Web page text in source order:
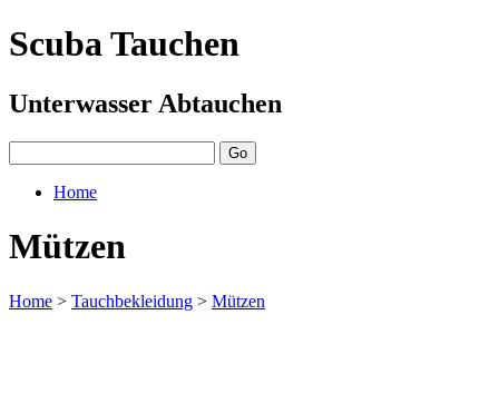
Scuba Tauchen
Unterwasser Abtauchen
Home
Mützen
Home > Tauchbekleidung > Mützen